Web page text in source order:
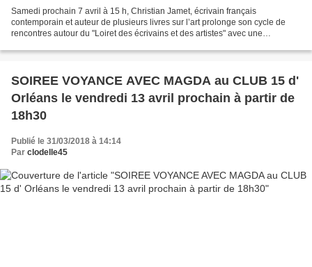
Samedi prochain 7 avril à 15 h, Christian Jamet, écrivain français
contemporain et auteur de plusieurs livres sur l’art prolonge son cycle de
rencontres autour du "Loiret des écrivains et des artistes" avec une
SOIREE VOYANCE AVEC MAGDA au CLUB 15 d'
Orléans le vendredi 13 avril prochain à partir de
18h30
Publié le 31/03/2018 à 14:14
Par clodelle45